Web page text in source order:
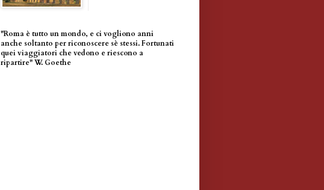
"Roma è tutto un mondo, e ci vogliono anni
anche soltanto per riconoscere sè stessi. Fortunati
quei viaggiatori che vedono e riescono a
ripartire" W. Goethe